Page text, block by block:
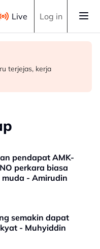
Live Log in
kelulusan
pergi? Tunggu dan
terjejas, kerja
pendapat AMK-
perkara biasa
politik orang muda - Amirudin
semakin dapat
- Muhyiddin